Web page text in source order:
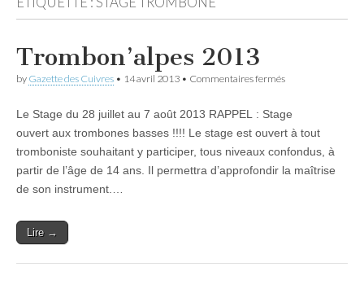
Trombon’alpes 2013
by Gazette des Cuivres • 14 avril 2013 • Commentaires ferméssur
Le Stage du 28 juillet au 7 août 2013 RAPPEL : Stage
ouvert aux trombones basses !!!! Le stage est ouvert à tout
tromboniste souhaitant y participer, tous niveaux confondus, à
partir de l’âge de 14 ans. Il permettra d’approfondir la maîtrise
de son instrument.…
Lire →